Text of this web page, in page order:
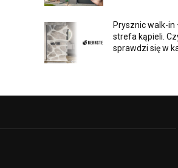
Prysznic walk-
strefa kąpieli.
sprawdzi się w